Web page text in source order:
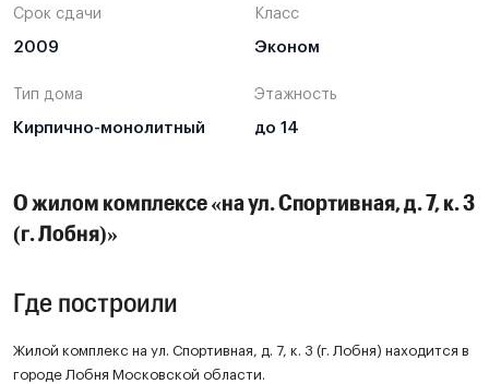
Срок сдачи
2009
Класс
Эконом
Тип дома
Кирпично-монолитный
Этажность
до 14
О жилом комплексе «на ул. Спортивная, д. 7, к. 3
(г. Лобня)»
Где построили
Жилой комплекс на ул. Спортивная, д. 7, к. 3 (г. Лобня) находится в
городе Лобня Московской области.